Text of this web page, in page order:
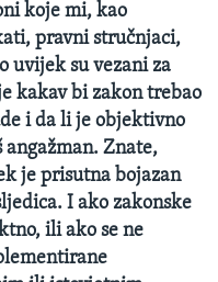
koje mi, kao
pravni stručnjaci,
uvijek su vezani za
kakav bi zakon trebao
i da li je objektivno
angažman. Znate,
je prisutna bojazan
I ako zakonske
ili ako se ne